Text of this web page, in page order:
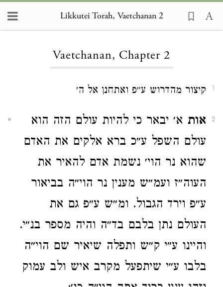
Likkutei Torah, Vaetchanan 2
Vaetchanan, Chapter 2
1 קיצור מהדרוש ע״פ ואתחנן אל ה׳
2 אות א׳ יבאר כי להיות עולם הזה הוא
עולם השפל ע״כ ברא אלקים את האדם
שהוא נר הוי׳ נשמת אדם להאיר את
העוה״ז ועמ״ש מענין נר הוי״ה בביאור
ע״פ וירד הגבול. ומ״ש ע״פ גם את
העולם נתן בלבם בד״ה והיה מספר בנ״י.
והיינו ע״י ק״ש ותפלה שיאיר שם הוי״ה
בלבו ע״י שיתפעל מקרב איש ולב עמוק